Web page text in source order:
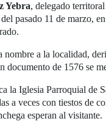
Yebra, delegado
pasado 11 de marzo,
a la localidad,
documento de 1576 se
la Iglesia Parroquial de
a veces con tiestos de
esperan al visitante.